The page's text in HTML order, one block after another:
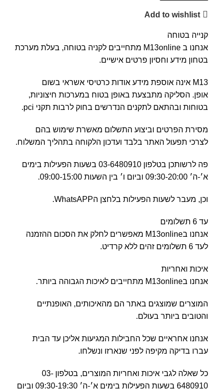
Add to wishlist
קנייה בטוחה
אנחנו ב M13online מתחייבים לקניה בטוחה, בעלת מערכת
בטחון מידע וחסיון פרטים אישיים.
M13 אינה אוספת מידע אודות כרטיסי אשראי בשום
אופן. הסליקה מתבצעת באופן בטוח במערכות חיצוניות,
בטוחות ובהתאם לתקנים הנדרשים בחוק לרבות תקני pci.
מסירת הפרטים וביצוע התשלום מאשרת שימוש בהם
לצרכי תפעול האתר בלבד ועדכון הלקוחה בתהליך המשלוח.
פה לרשותכן בטלפון 03-6480910 בשעות הפעילות בימים
א׳-ה׳ 09:30-20:00 וביום ו׳ בין השעות 09:00-15:00.
וכן, מעבר לשעות הפעילות בלחצן הWhatsAPP.
עד 6 תשלומים
אנחנו בM13online מאפשרים לחלק את הסכום ההזמנה
לעד 6 תשלומים זהים ללא קרדיט.
איכות ואחריות
אנחנו בM13online מתחייבים לאיכות הגבוהה ביותר.
המוצרים שמוצגים באתר הם מהאיכותים, האופנתיים
והטובים ביותר בעולם.
אנחנו אחראיים שכל החבילות המגיעות אליכן עד הבית
עברו בדיקה מקיפה לפני שנארזו ונשלחו.
כל שאלה לגבי איכות ואחריות המוצרים, בטלפון 03-
6480910 בשעות הפעילות בימים א׳-ה׳ 09:30-19:30 וביום